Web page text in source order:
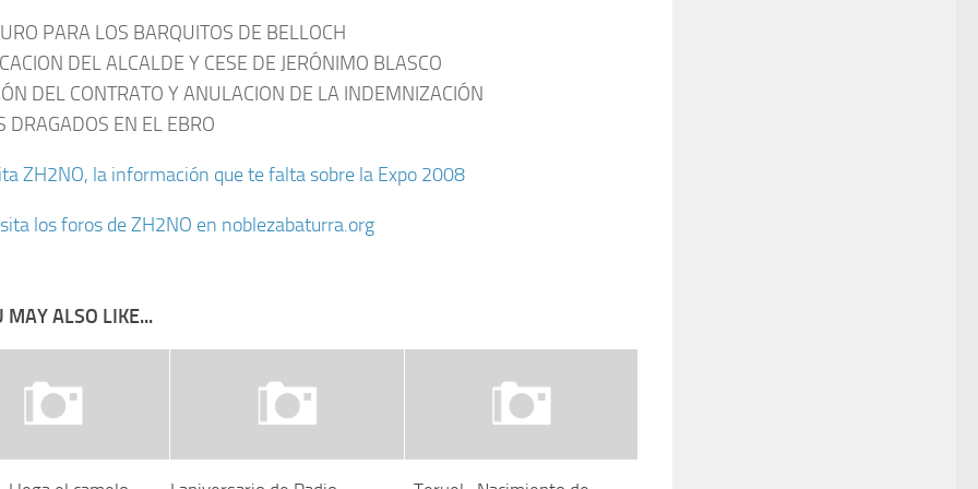
PARA LOS BARQUITOS DE BELLOCH
DEL ALCALDE Y CESE DE JERÓNIMO BLASCO
DEL CONTRATO Y ANULACION DE LA INDEMNIZACIÓN
DRAGADOS EN EL EBRO
ZH2NO, la información que te falta sobre la Expo 2008
los foros de ZH2NO en noblezabaturra.org
MAY ALSO LIKE...